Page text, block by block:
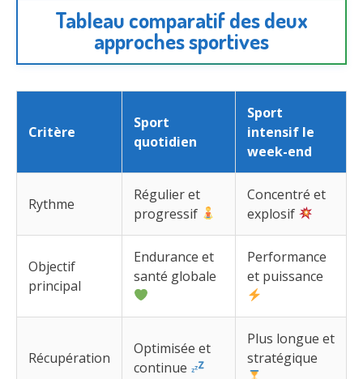
Tableau comparatif des deux
approches sportives
Critère
Sport
quotidien
Sport
intensif le
week-end
Rythme
Régulier et
progressif
Concentré et
explosif
Objectif
principal
Endurance et
santé globale
Performance
et puissance
Récupération
Optimisée et
continue
Plus longue et
stratégique